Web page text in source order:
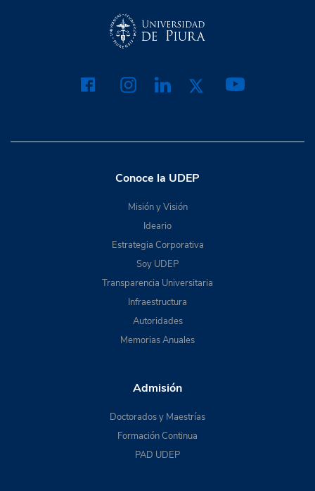
Conoce la UDEP
Misión y Visión
Ideario
Estrategia Corporativa
Soy UDEP
Transparencia Universitaria
Infraestructura
Autoridades
Memorias Anuales
Admisión
Doctorados y Maestrías
Formación Continua
PAD UDEP